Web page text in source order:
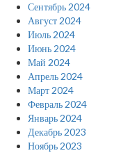
Сентябрь 2024
Август 2024
Июль 2024
Июнь 2024
Май 2024
Апрель 2024
Март 2024
Февраль 2024
Январь 2024
Декабрь 2023
Ноябрь 2023